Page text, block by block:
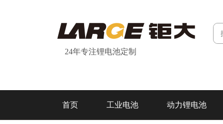
24年专注锂电池定制
首页 工业电池 动力锂电池